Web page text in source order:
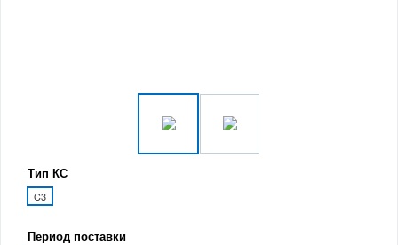
Тип КС
C3
Период поставки